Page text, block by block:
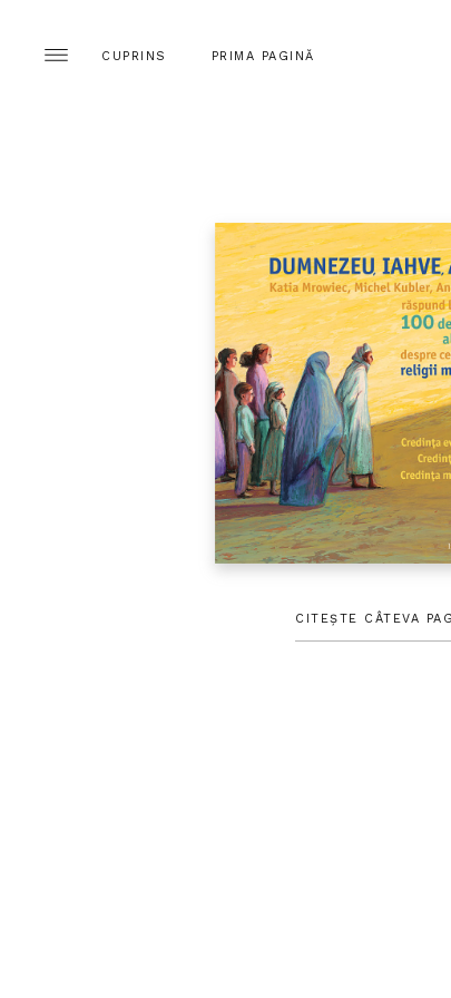
CUPRINS PRIMA PAGINĂ
CITEȘTE CÂTEVA